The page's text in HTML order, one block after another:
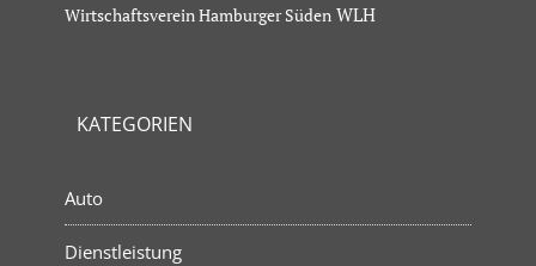
Wirtschaftsverein Hamburger Süden WLH
KATEGORIEN
Auto
Dienstleistung